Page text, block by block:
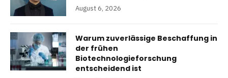
August 6, 2026
Warum zuverlässige Beschaffung in
der frühen
Biotechnologieforschung
entscheidend ist